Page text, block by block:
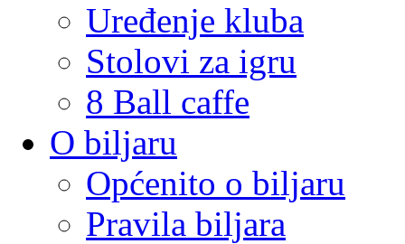
Uređenje kluba
Stolovi za igru
8 Ball caffe
O biljaru
Općenito o biljaru
Pravila biljara